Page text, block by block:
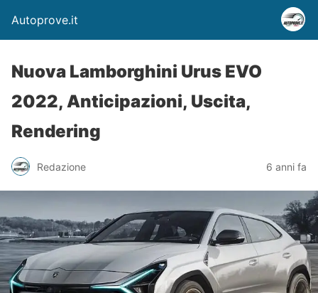
Autoprove.it
Nuova Lamborghini Urus EVO
2022, Anticipazioni, Uscita,
Rendering
Redazione 6 anni fa